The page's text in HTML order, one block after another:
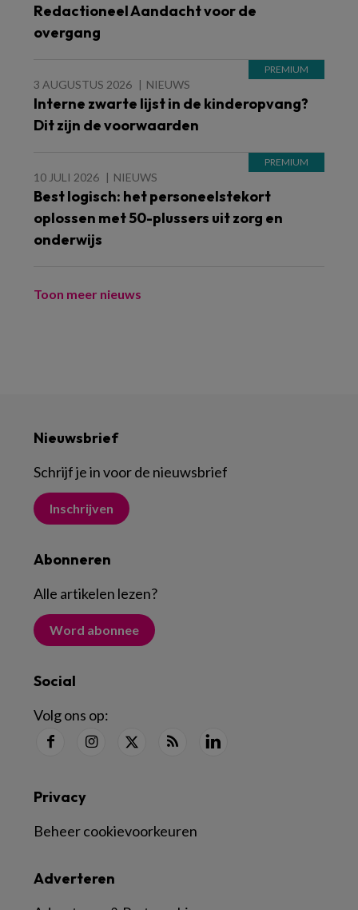
Redactioneel Aandacht voor de
overgang
3 AUGUSTUS 2026 NIEUWS
Interne zwarte lijst in de kinderopvang?
Dit zijn de voorwaarden
10 JULI 2026 NIEUWS
Best logisch: het personeelstekort
oplossen met 50-plussers uit zorg en
onderwijs
Toon meer nieuws
Nieuwsbrief
Schrijf je in voor de nieuwsbrief
Inschrijven
Abonneren
Alle artikelen lezen?
Word abonnee
Social
Volg ons op:
Adverteren
Privacy
Beheer cookievoorkeuren